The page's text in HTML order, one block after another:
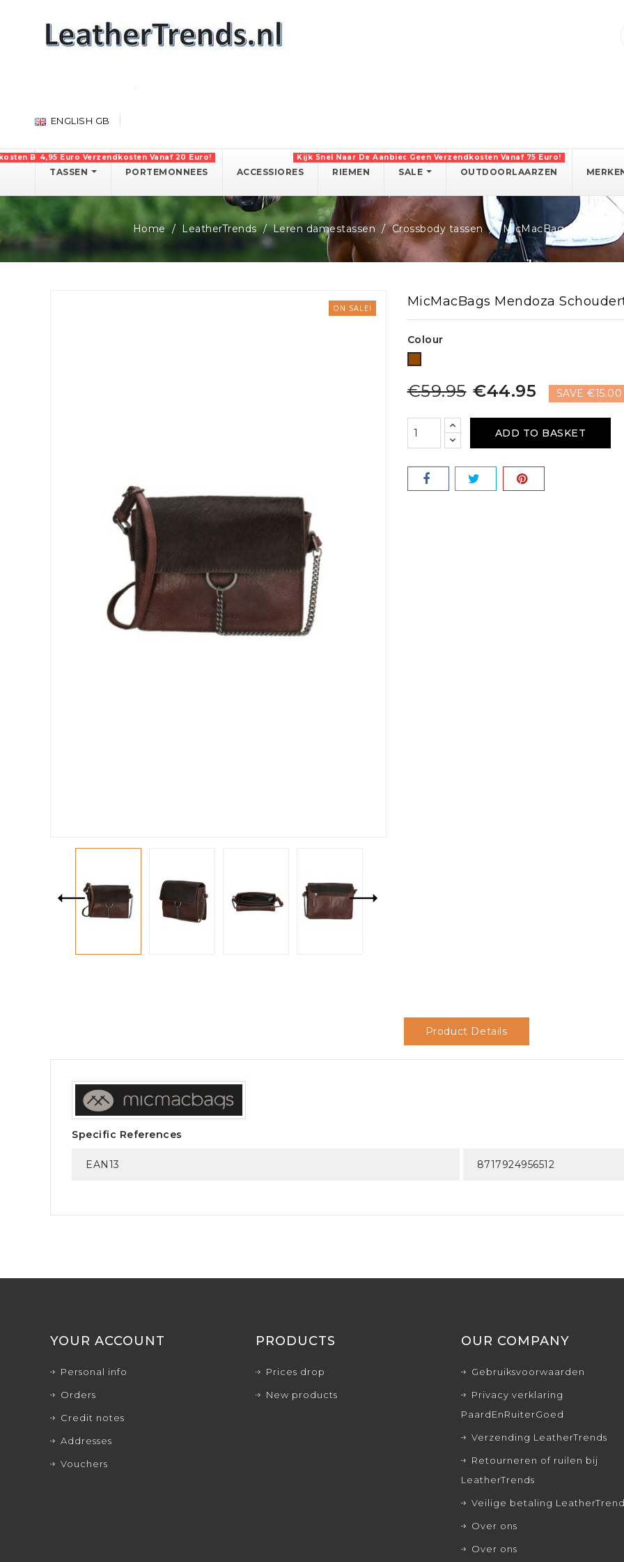
ENGLISH GB
TASSEN
Boven 750 Euro!
PORTEMONNEES
4,95 Euro Verzendkosten Vanaf 20 Euro!
ACCESSIORES RIEMEN SALE
Kijk Snel Naar De Aanbiedingen!
OUTDOORLAARZEN
Geen Verzendkosten Vanaf 75 Euro!
Home LeatherTrends Leren damestassen Crossbody tassen MicMacBags
ON SALE! MicMacBags Mendoza
Colour
Brown
€59.95 €44.95 SAVE €15.00
ADD TO BASKET
Product Details
Specific References
EAN13 8717924956512
YOUR ACCOUNT
Personal info
Orders
Credit notes
Addresses
Vouchers
PRODUCTS
Prices drop
New products
OUR COMPANY
Gebruiksvoorwaarden
Privacy verklaring
PaardEnRuiterGoed
Verzending LeatherTrends
Retourneren of ruilen bij
LeatherTrends
Veilige betaling
Over ons
Over ons